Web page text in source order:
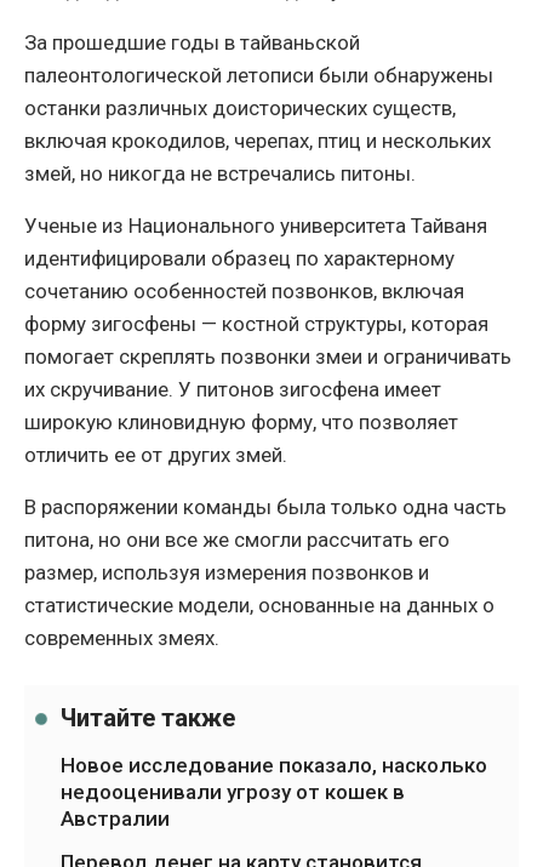
За прошедшие годы в тайваньской
палеонтологической летописи были обнаружены
останки различных доисторических существ,
включая крокодилов, черепах, птиц и нескольких
змей, но никогда не встречались питоны.
Ученые из Национального университета Тайваня
идентифицировали образец по характерному
сочетанию особенностей позвонков, включая
форму зигосфены — костной структуры, которая
помогает скреплять позвонки змеи и ограничивать
их скручивание. У питонов зигосфена имеет
широкую клиновидную форму, что позволяет
отличить ее от других змей.
В распоряжении команды была только одна часть
питона, но они все же смогли рассчитать его
размер, используя измерения позвонков и
статистические модели, основанные на данных о
современных змеях.
Читайте также
Новое исследование показало, насколько
недооценивали угрозу от кошек в
Австралии